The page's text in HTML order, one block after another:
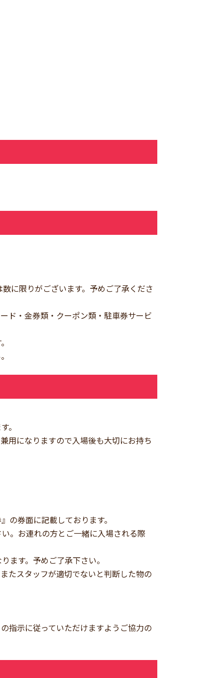
に限りがございます。予めご了承くださ
ド・金券類・クーポン類・駐車券サービ
。
用になりますので入場後も大切にお持ち
券面に記載しております。
。お連れの方とご一緒に入場される際
ます。予めご了承下さい。
たスタッフが適切でないと判断した物の
指示に従っていただけますようご協力の